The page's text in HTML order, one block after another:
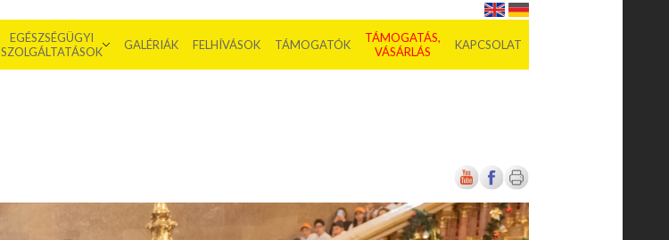
EGÉSZSÉGÜGYI
SZOLGÁLTATÁSOK
GALÉRIÁK FELHÍVÁSOK TÁMOGATÓK
TÁMOGATÁS,
VÁSÁRLÁS
KAPCSOLAT